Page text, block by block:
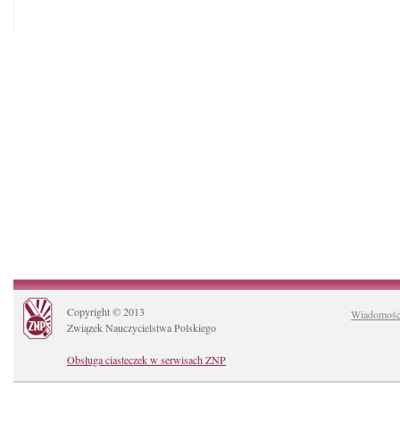
Copyright © 2013
Związek Nauczycielstwa Polskiego
Obsługa ciasteczek w serwisach ZNP